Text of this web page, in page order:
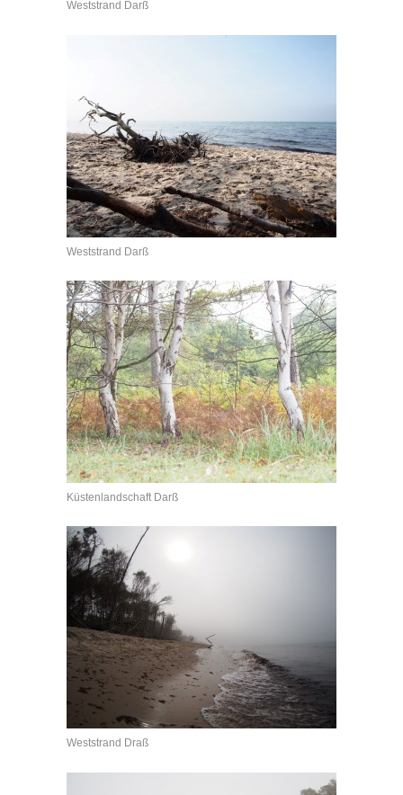
Weststrand Darß
Weststrand Darß
Küstenlandschaft Darß
Weststrand Draß